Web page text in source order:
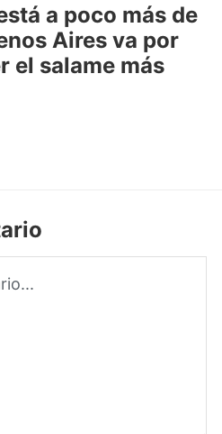
a poco más de
Aires va por
el salame más